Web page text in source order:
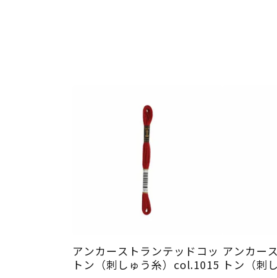
アンカーストランテッドコッ
トン（刺しゅう糸）col.1015
アンカー
トン（刺